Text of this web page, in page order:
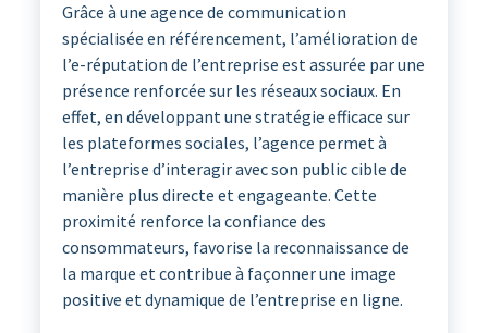
Grâce à une agence de communication
spécialisée en référencement, l’amélioration de
l’e-réputation de l’entreprise est assurée par une
présence renforcée sur les réseaux sociaux. En
effet, en développant une stratégie efficace sur
les plateformes sociales, l’agence permet à
l’entreprise d’interagir avec son public cible de
manière plus directe et engageante. Cette
proximité renforce la confiance des
consommateurs, favorise la reconnaissance de
la marque et contribue à façonner une image
positive et dynamique de l’entreprise en ligne.